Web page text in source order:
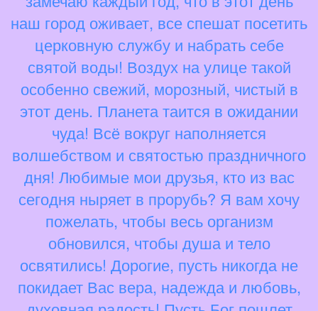
наш город оживает, все спешат посетить
церковную службу и набрать себе
святой воды! Воздух на улице такой
особенно свежий, морозный, чистый в
этот день. Планета таится в ожидании
чуда! Всё вокруг наполняется
волшебством и святостью праздничного
дня! Любимые мои друзья, кто из вас
сегодня ныряет в прорубь? Я вам хочу
пожелать, чтобы весь организм
обновился, чтобы душа и тело
освятились! Дорогие, пусть никогда не
покидает Вас вера, надежда и любовь,